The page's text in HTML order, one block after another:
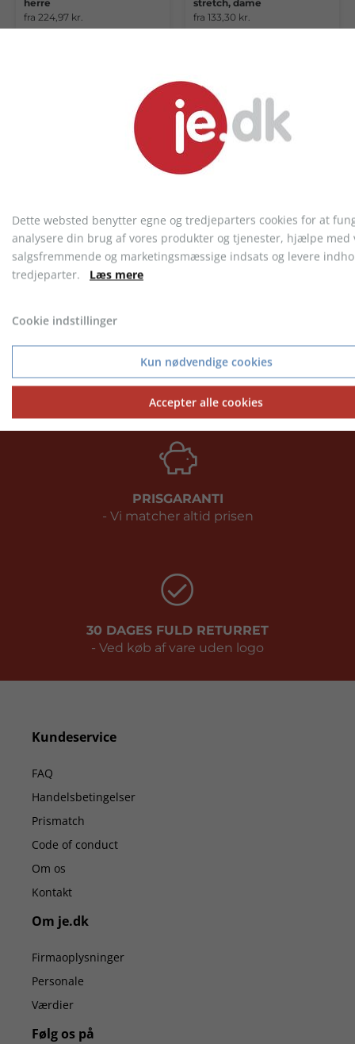
herre
fra 224,97 kr.
stretch, dame
fra 133,30 kr.
Langærmet Poloshirt med
stretch, herre
fra 133,30 kr.
Neutral Classic Polo, herre
fra 150,31 kr.
KONTAKT KUNDESERVICE
Telefon: 9717 5599
PRISGARANTI
- Vi matcher altid prisen
30 DAGES FULD RETURRET
- Ved køb af vare uden logo
Kundeservice
FAQ
Handelsbetingelser
Prismatch
Code of conduct
Om os
Kontakt
Om je.dk
Firmaoplysninger
Personale
Værdier
Følg os på
Dette websted benytter egne og tredjeparters cookies for at
analysere din brug af vores produkter og tjenester, hjælpe med
salgsfremmende og marketingsmæssige indsats og levere
tredjeparter. Læs mere
Cookie indstillinger
Kun nødvendige cookies
Accepter alle cookies